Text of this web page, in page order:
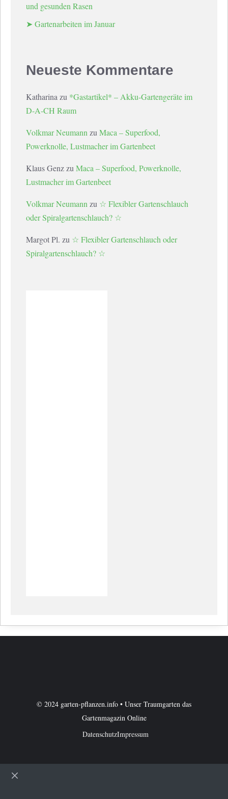
und gesunden Rasen
➤ Gartenarbeiten im Januar
Neueste Kommentare
Katharina zu *Gastartikel* – Akku-Gartengeräte im
D-A-CH Raum
Volkmar Neumann zu Maca – Superfood,
Powerknolle, Lustmacher im Gartenbeet
Klaus Genz zu Maca – Superfood, Powerknolle,
Lustmacher im Gartenbeet
Volkmar Neumann zu ☆ Flexibler Gartenschlauch
oder Spiralgartenschlauch? ☆
Margot Pl. zu ☆ Flexibler Gartenschlauch oder
Spiralgartenschlauch? ☆
© 2024 garten-pflanzen.info • Unser Traumgarten das
Gartenmagazin Online
DatenschutzImpressum